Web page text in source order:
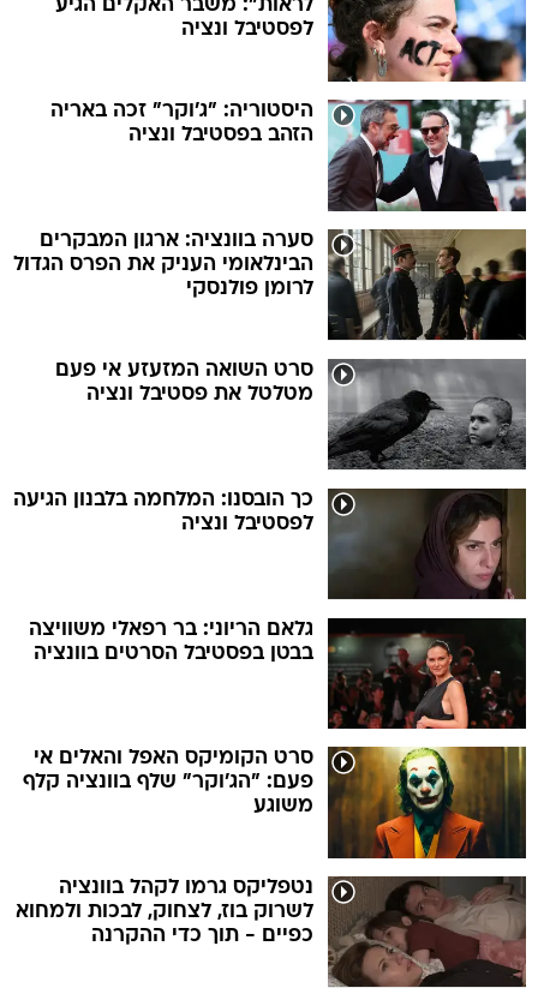
לראות": משבר האקלים הגיע
לפסטיבל ונציה
היסטוריה: "ג'וקר" זכה באריה
הזהב בפסטיבל ונציה
סערה בוונציה: ארגון המבקרים
הבינלאומי העניק את הפרס הגדול
לרומן פולנסקי
סרט השואה המזעזע אי פעם
מטלטל את פסטיבל ונציה
כך הובסנו: המלחמה בלבנון הגיעה
לפסטיבל ונציה
גלאם הריוני: בר רפאלי משוויצה
בבטן בפסטיבל הסרטים בוונציה
סרט הקומיקס האפל והאלים אי
פעם: "הג'וקר" שלף בוונציה קלף
משוגע
נטפליקס גרמו לקהל בוונציה
לשרוק בוז, לצחוק, לבכות ולמחוא
כפיים - תוך כדי ההקרנה